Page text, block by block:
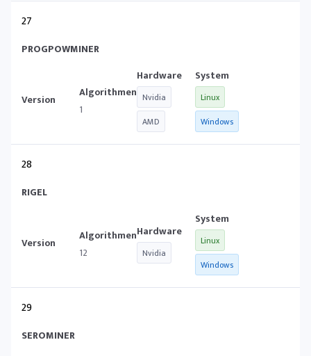
27
PROGPOWMINER
1
Nvidia
AMD
Linux
Windows
28
RIGEL
12 Nvidia
Linux
Windows
29
SEROMINER